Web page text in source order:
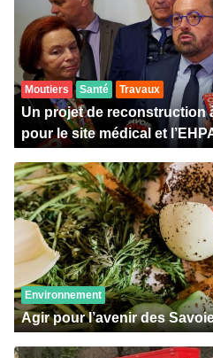
Moutiers Santé Travaux
Un projet de reconstruction
pour le site médical et
Environnement
Agir pour l’avenir des